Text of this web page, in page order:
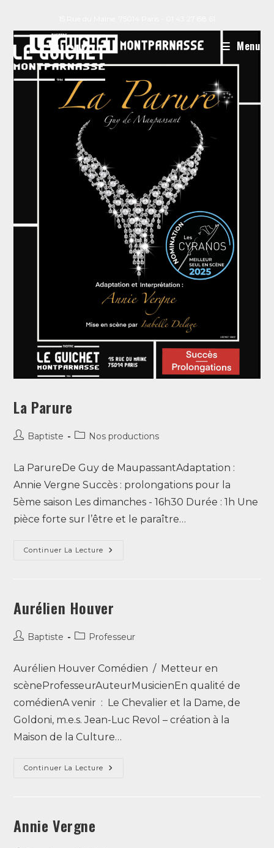
Menu
La Parure
Baptiste Nos productions
La ParureDe Guy de MaupassantAdaptation :
Annie Vergne Succès : prolongations pour la
5ème saison Les dimanches - 16h30 Durée : 1h Une
pièce forte sur l’être et le paraître…
Continuer La Lecture
Aurélien Houver
Baptiste Professeur
Aurélien Houver Comédien / Metteur en
scèneProfesseurAuteurMusicienEn qualité de
comédienA venir : Le Chevalier et la Dame, de
Goldoni, m.e.s. Jean-Luc Revol – création à la
Maison de la Culture…
Continuer La Lecture
Annie Vergne